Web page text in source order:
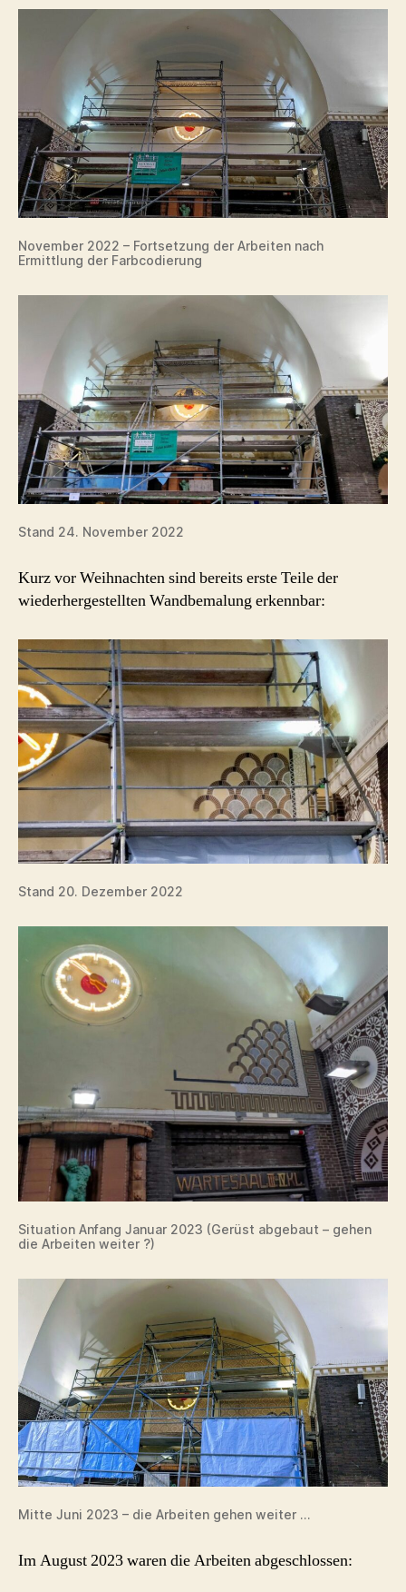
November 2022 – Fortsetzung der Arbeiten nach
Ermittlung der Farbcodierung
Stand 24. November 2022
Kurz vor Weihnachten sind bereits erste Teile der
wiederhergestellten Wandbemalung erkennbar:
Stand 20. Dezember 2022
Situation Anfang Januar 2023 (Gerüst abgebaut – gehen
die Arbeiten weiter ?)
Mitte Juni 2023 – die Arbeiten gehen weiter …
Im August 2023 waren die Arbeiten abgeschlossen: